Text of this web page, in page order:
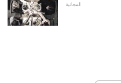
المجانية